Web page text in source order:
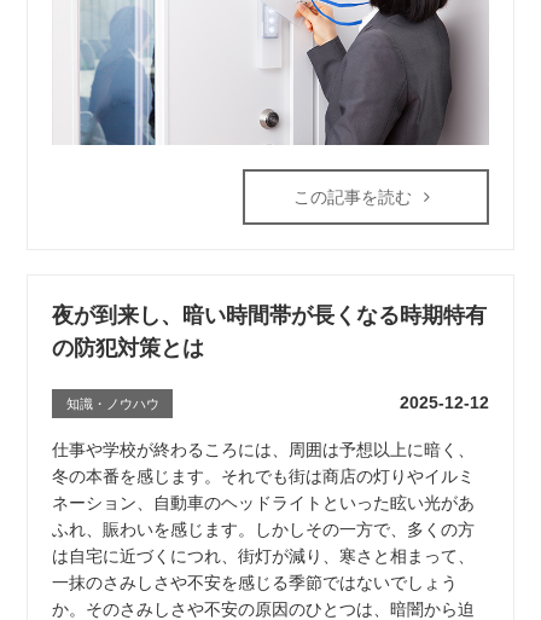
この記事を読む
夜が到来し、暗い時間帯が長くなる時期特有
の防犯対策とは
知識・ノウハウ 2025-12-12
仕事や学校が終わるころには、周囲は予想以上に暗く、
冬の本番を感じます。それでも街は商店の灯りやイルミ
ネーション、自動車のヘッドライトといった眩い光があ
ふれ、賑わいを感じます。しかしその一方で、多くの方
は自宅に近づくにつれ、街灯が減り、寒さと相まって、
一抹のさみしさや不安を感じる季節ではないでしょう
か。そのさみしさや不安の原因のひとつは、暗闇から迫